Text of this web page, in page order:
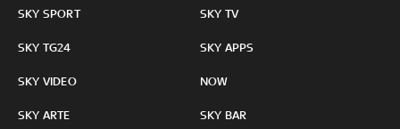
SKY SPORT
SKY TG24
SKY VIDEO
SKY ARTE
SKY TV
SKY APPS
NOW
SKY BAR